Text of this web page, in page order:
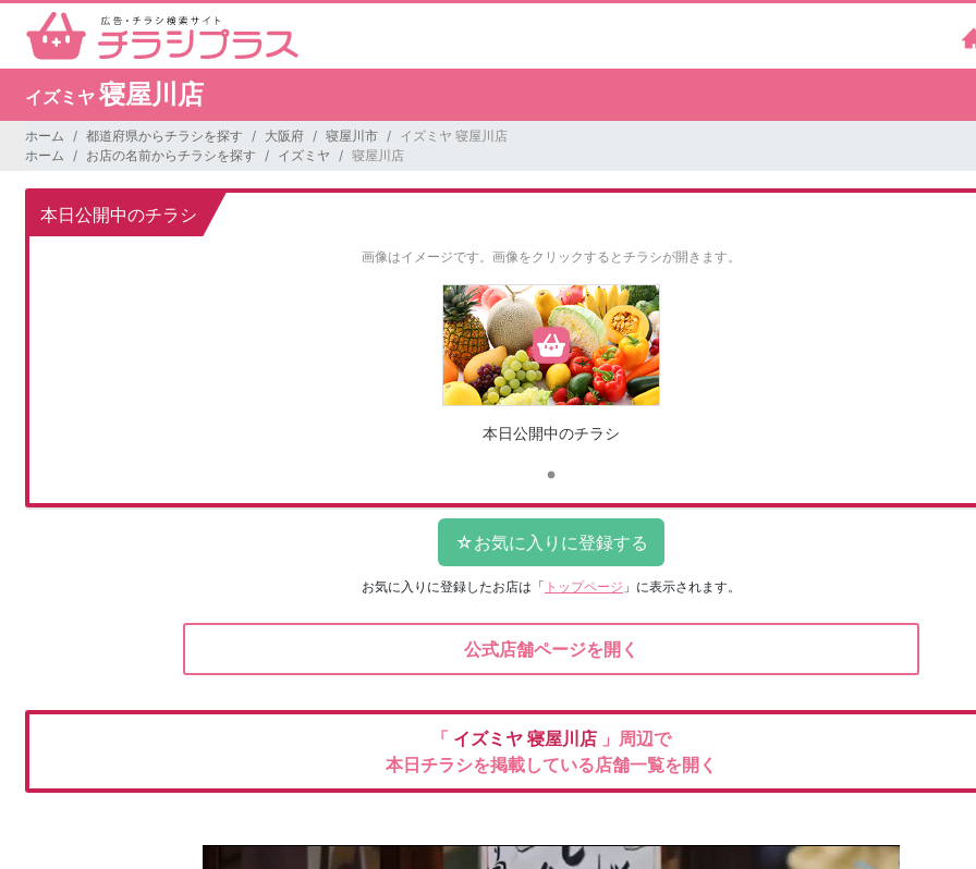
イズミヤ 寝屋川店
ホーム 都道府県からチラシを探す 大阪府 寝屋川市
イズミヤ 寝屋川店
ホーム
お店の名前からチラシを探す イズミヤ 寝屋川店
本日公開中のチラシ
画像はイメージです。 画像をクリックするとチラシが開きます。
本日公開中のチラシ
お気に入りに登録したお店は 「 トップページ 」に表示されます。
公式店舗ページを開く
「 イズミヤ 寝屋川店 」周辺で
本日チラシを掲載している店舗一覧を開く